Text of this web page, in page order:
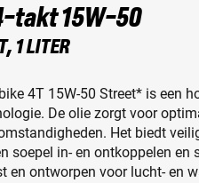
takt 15W-50
1 LITER
4T 15W-50 Street* is een
De olie zorgt voor
Het biedt
soepel in- en ontkoppelen
en ontworpen voor lucht- en